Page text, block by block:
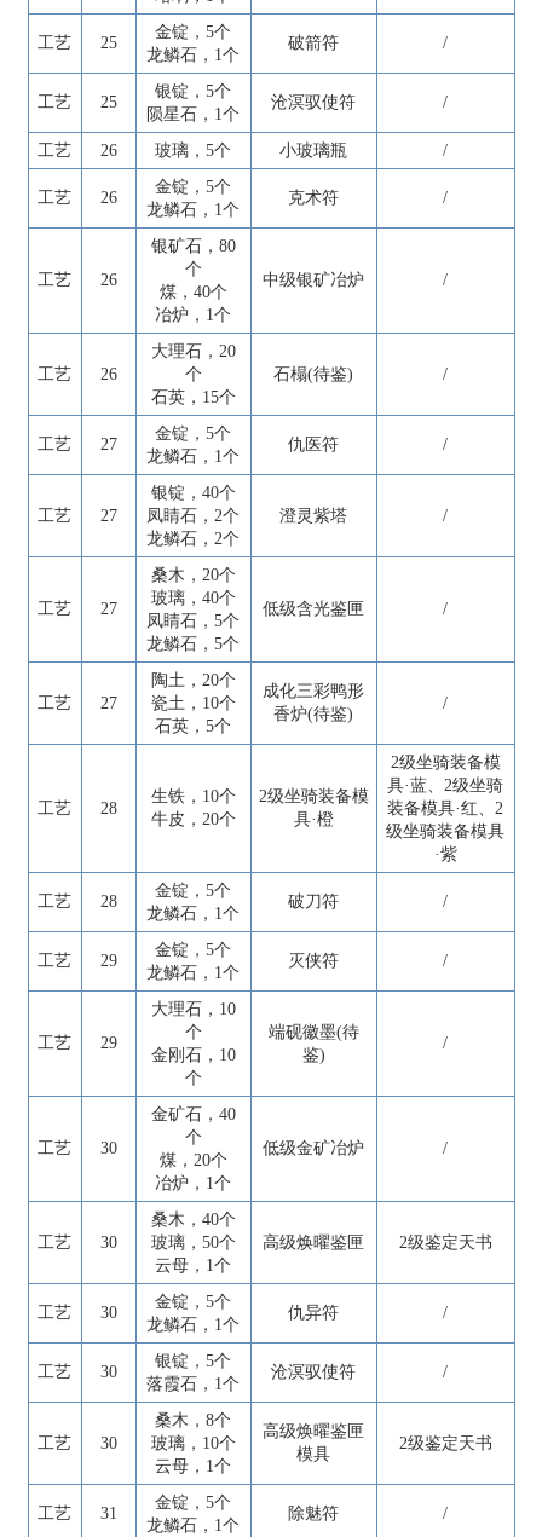
工艺 25
金锭，5个
龙鳞石，1个
破箭符 /
工艺 25
银锭，5个
陨星石，1个
沧溟驭使符 /
工艺 26 玻璃，5个 小玻璃瓶 /
工艺 26
金锭，5个
龙鳞石，1个
克术符 /
工艺 26
银矿石，80
个
煤，40个
冶炉，1个
中级银矿冶炉 /
工艺 26
大理石，20
个
石英，15个
石榻(待鉴) /
工艺 27
金锭，5个
龙鳞石，1个
仇医符 /
工艺 27
银锭，40个
凤睛石，2个
龙鳞石，2个
澄灵紫塔 /
工艺 27
桑木，20个
玻璃，40个
凤睛石，5个
龙鳞石，5个
低级含光鉴匣 /
工艺 27
陶土，20个
瓷土，10个
石英，5个
成化三彩鸭形
香炉(待鉴)
/
工艺 28
生铁，10个
牛皮，20个
2级坐骑装备模
具·橙
2级坐骑装备模
具·蓝、2级坐骑
装备模具·红、2
级坐骑装备模具
·紫
工艺 28
金锭，5个
龙鳞石，1个
破刀符 /
工艺 29
金锭，5个
龙鳞石，1个
灭侠符 /
工艺 29
大理石，10
个
金刚石，10
个
端砚徽墨(待
鉴)
/
工艺 30
金矿石，40
个
煤，20个
冶炉，1个
低级金矿冶炉 /
工艺 30
桑木，40个
玻璃，50个
云母，1个
高级焕曜鉴匣 2级鉴定天书
工艺 30
金锭，5个
龙鳞石，1个
仇异符 /
工艺 30
银锭，5个
落霞石，1个
沧溟驭使符 /
工艺 30
桑木，8个
玻璃，10个
云母，1个
高级焕曜鉴匣
模具
2级鉴定天书
工艺 31
金锭，5个
龙鳞石，1个
除魅符 /